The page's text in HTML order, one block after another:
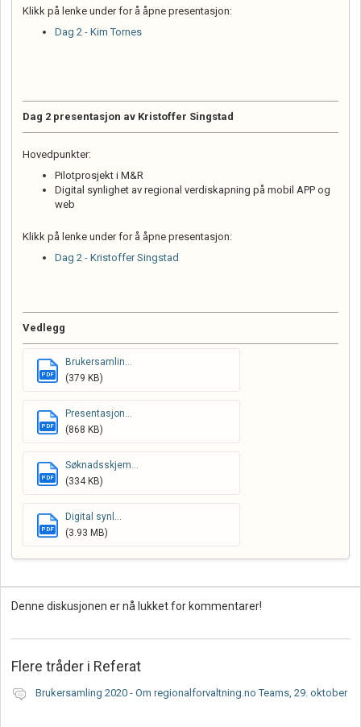
Klikk på lenke under for å åpne presentasjon:
Dag 2 - Kim Tornes
Dag 2 presentasjon av Kristoffer Singstad
Hovedpunkter:
Pilotprosjekt i M&R
Digital synlighet av regional verdiskapning på mobil APP og
web
Klikk på lenke under for å åpne presentasjon:
Dag 2 - Kristoffer Singstad
Vedlegg
PDF
Brukersamlin...
(379 KB)
PDF
Presentasjon...
(868 KB)
PDF
Søknadsskjem...
(334 KB)
PDF
Digital synl...
(3.93 MB)
Denne diskusjonen er nå lukket for kommentarer!
Flere tråder i Referat
Brukersamling 2020 - Om regionalforvaltning.no Teams, 29. oktober